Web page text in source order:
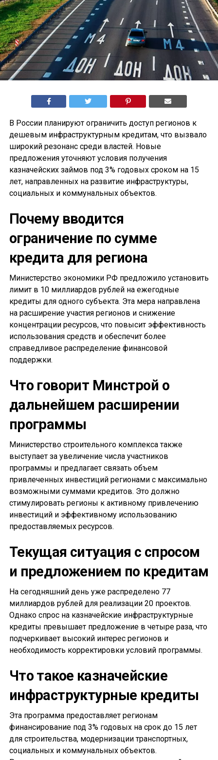
В России планируют ограничить доступ регионов к
дешевым инфраструктурным кредитам, что вызвало
широкий резонанс среди властей. Новые
предложения уточняют условия получения
казначейских займов под 3% годовых сроком на 15
лет, направленных на развитие инфраструктуры,
социальных и коммунальных объектов.
Почему вводится
ограничение по сумме
кредита для региона
Министерство экономики РФ предложило установить
лимит в 10 миллиардов рублей на ежегодные
кредиты для одного субъекта. Эта мера направлена
на расширение участия регионов и снижение
концентрации ресурсов, что повысит эффективность
использования средств и обеспечит более
справедливое распределение финансовой
поддержки.
Что говорит Минстрой о
дальнейшем расширении
программы
Министерство строительного комплекса также
выступает за увеличение числа участников
программы и предлагает связать объем
привлеченных инвестиций регионами с максимально
возможными суммами кредитов. Это должно
стимулировать регионы к активному привлечению
инвестиций и эффективному использованию
предоставляемых ресурсов.
Текущая ситуация с спросом
и предложением по кредитам
На сегодняшний день уже распределено 77
миллиардов рублей для реализации 20 проектов.
Однако спрос на казначейские инфраструктурные
кредиты превышает предложение в четыре раза, что
подчеркивает высокий интерес регионов и
необходимость корректировки условий программы.
Что такое казначейские
инфраструктурные кредиты
Эта программа предоставляет регионам
финансирование под 3% годовых на срок до 15 лет
для строительства, модернизации транспортных,
социальных и коммунальных объектов.